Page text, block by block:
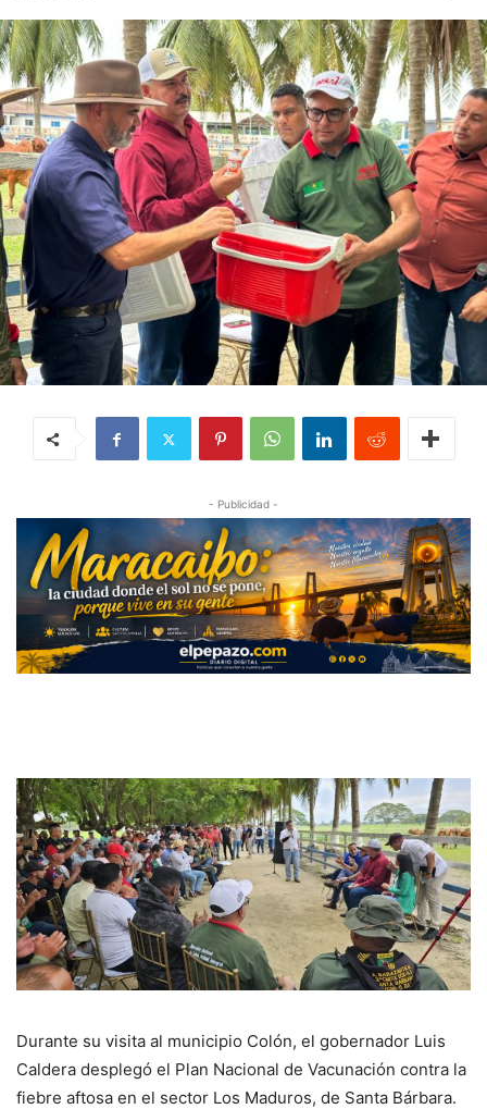
- Publicidad -
Durante su visita al municipio Colón, el gobernador Luis
Caldera desplegó el Plan Nacional de Vacunación contra la
fiebre aftosa en el sector Los Maduros, de Santa Bárbara.